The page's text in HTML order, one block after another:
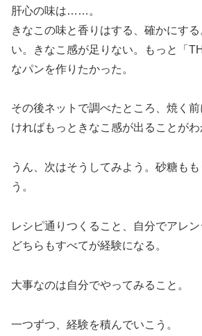
肝心の味は……。
きなこの味と香りはする、確かにす
い。きなこ感が足りない。もっと「
なパンを作りたかった。
その後ネットで調べたところ、焼く
ければもっときなこ感が出ることがわ
うん、次はそうしてみよう。砂糖も
う。
レシピ通りつくること、自分でアレン
どちらもすべてが経験になる。
大事なのは自分でやってみること。
一つずつ、経験を積んでいこう。